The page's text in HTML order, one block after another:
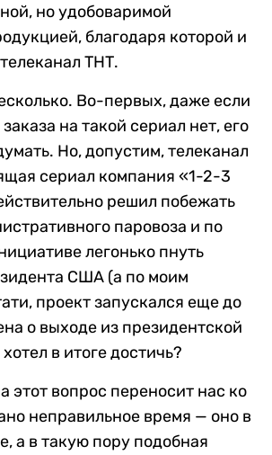
но удобоваримой
благодаря которой и
ТНТ.
Во-первых, даже если
на такой сериал нет, его
Но, допустим, телеканал
сериал компания «1-2-3
решил побежать
паровоза и по
легонько пнуть
США (а по моим
проект запускался еще до
о выходе из президентской
в итоге достичь?
этот вопрос переносит нас ко
неправильное время — оно в
а в такую пору подобная